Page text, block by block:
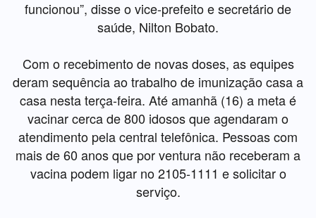
funcionou”, disse o vice-prefeito e secretário de
saúde, Nilton Bobato.
Com o recebimento de novas doses, as equipes
deram sequência ao trabalho de imunização casa a
casa nesta terça-feira. Até amanhã (16) a meta é
vacinar cerca de 800 idosos que agendaram o
atendimento pela central telefônica. Pessoas com
mais de 60 anos que por ventura não receberam a
vacina podem ligar no 2105-1111 e solicitar o
serviço.